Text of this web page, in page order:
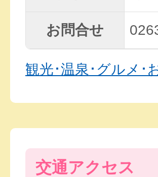
お問合せ
観光･温泉･グルメ･
交通アクセス